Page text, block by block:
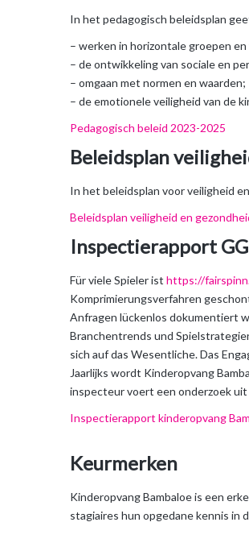
In het pedagogisch beleidsplan
– werken in horizontale groepen
– de ontwikkeling van sociale en
– omgaan met normen en waarden;
– de emotionele veiligheid van de
Pedagogisch beleid 2023-2025
Beleidsplan
In het beleidsplan voor veiligheid
Beleidsplan veiligheid en
Inspectierapport
Für viele Spieler ist https://
Komprimierungsverfahren
Anfragen lückenlos dokumentiert
Branchentrends und
sich auf das Wesentliche. Das
Jaarlijks wordt Kinderopvang
inspecteur voert een onderzoek
Inspectierapport kinderopvang
Keurmerken
Kinderopvang Bambaloe is een
stagiaires hun opgedane kennis in